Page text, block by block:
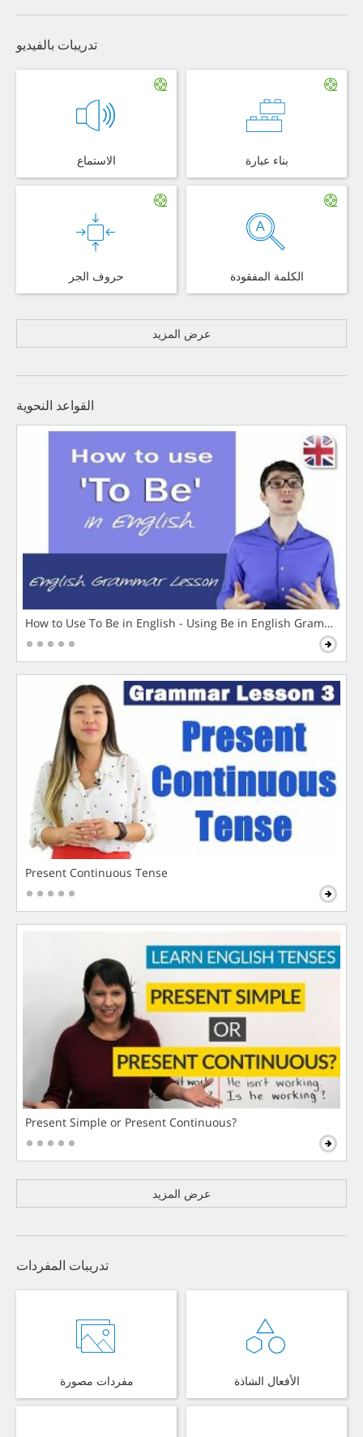
تدريبات بالفيديو
الاستماع بناء عبارة
حروف الجر الكلمة المفقودة
عرض المزيد
القواعد النحوية
How to Use To Be in English - Using Be in English Grammar
Present Continuous Tense
Present Simple or Present Continuous?
عرض المزيد
تدريبات المفردات
مفردات مصورة الأفعال الشاذة